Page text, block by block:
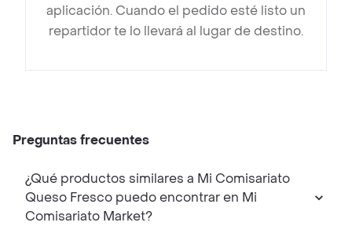
aplicación. Cuando el pedido esté listo un
repartidor te lo llevará al lugar de destino.
Preguntas frecuentes
¿Qué productos similares a Mi Comisariato
Queso Fresco puedo encontrar en Mi
Comisariato Market?